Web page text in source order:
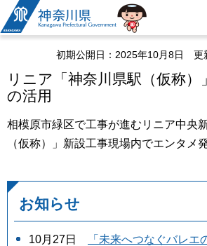
神奈川県
初期公開日：2025年10月8日 更
リニア「神奈川県駅（仮称）
の活用
相模原市緑区で工事が進むリニア中央
（仮称）」新設工事現場内でエンタメ
お知らせ
10月27日
「未来へつなぐバレエ